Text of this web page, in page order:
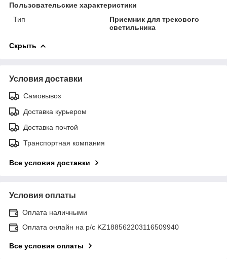
Пользовательские характеристики
Тип
Приемник для трекового
светильника
Скрыть
Условия доставки
Самовывоз
Доставка курьером
Доставка почтой
Транспортная компания
Все условия доставки
Условия оплаты
Оплата наличными
Оплата онлайн на р/с KZ188562203116509940
Все условия оплаты